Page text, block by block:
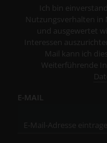
Ich bin
Nutzungsverhalten in
und ausgewertet
Interessen
Mail kann ich
Weiterführende
E-MAIL